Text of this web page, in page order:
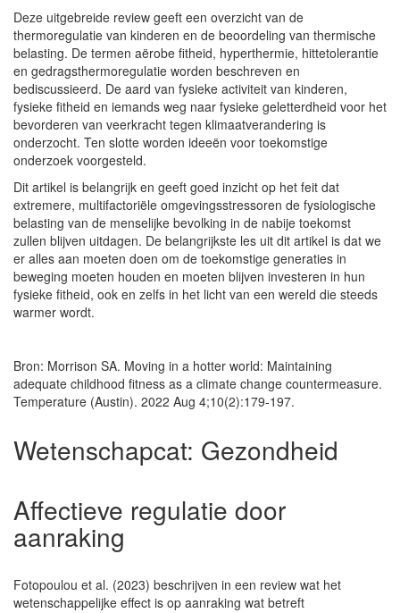
Deze uitgebreide review geeft een overzicht van de
thermoregulatie van kinderen en de beoordeling van thermische
belasting. De termen aërobe fitheid, hyperthermie, hittetolerantie
en gedragsthermoregulatie worden beschreven en
bediscussieerd. De aard van fysieke activiteit van kinderen,
fysieke fitheid en iemands weg naar fysieke geletterdheid voor het
bevorderen van veerkracht tegen klimaatverandering is
onderzocht. Ten slotte worden ideeën voor toekomstige
onderzoek voorgesteld.
Dit artikel is belangrijk en geeft goed inzicht op het feit dat
extremere, multifactoriële omgevingsstressoren de fysiologische
belasting van de menselijke bevolking in de nabije toekomst
zullen blijven uitdagen. De belangrijkste les uit dit artikel is dat we
er alles aan moeten doen om de toekomstige generaties in
beweging moeten houden en moeten blijven investeren in hun
fysieke fitheid, ook en zelfs in het licht van een wereld die steeds
warmer wordt.
Bron: Morrison SA. Moving in a hotter world: Maintaining
adequate childhood fitness as a climate change countermeasure.
Temperature (Austin). 2022 Aug 4;10(2):179-197.
Wetenschapcat: Gezondheid
Affectieve regulatie door
aanraking
Fotopoulou et al. (2023) beschrijven in een review wat het
wetenschappelijke effect is op aanraking wat betreft